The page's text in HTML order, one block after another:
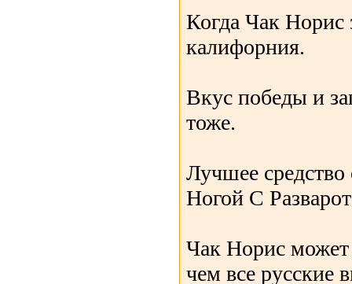
Когда Чак Норис
калифорния.
Вкус победы и
тоже.
Лучшее
Ногой С
Чак Норис может
чем все русские